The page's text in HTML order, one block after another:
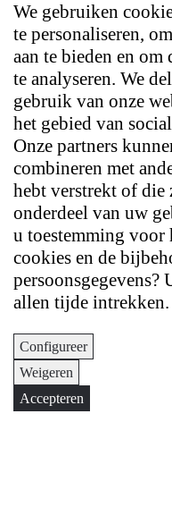
We gebruiken
te personaliseren,
aan te bieden en om
te analyseren. We
gebruik van onze
het gebied van
Onze partners
combineren met
hebt verstrekt of die
onderdeel van uw
u toestemming voor
cookies en de
persoonsgegevens?
allen tijde intrekken.
Configureer
Weigeren
Accepteren